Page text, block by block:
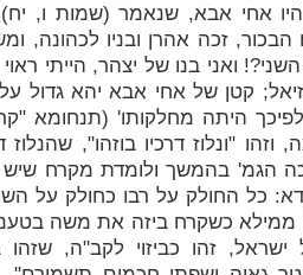
אחי אבא, שנאמר (שמות ו,
הבכור, זכה אהרן ובניו לכהונה,
ואני בנו של יצהר, הייתי
קטן של אחי אבא יהא גדול
היתה מחלקותו' (תנחומא
וזהו "ונלוז דרכיו בוזהו",
הגמ' בהמשך ולומדת מקרח שיש
כל החולק על רבו כחולק על
כשקרח ביזה את משה
זהו כביזוי לקב"ה, שזהו